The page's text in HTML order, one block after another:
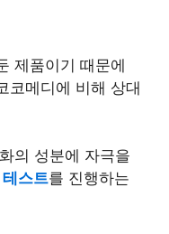
제품이기 때문에
코메디에 비해 상대
의 성분에 자극을
스트를 진행하는